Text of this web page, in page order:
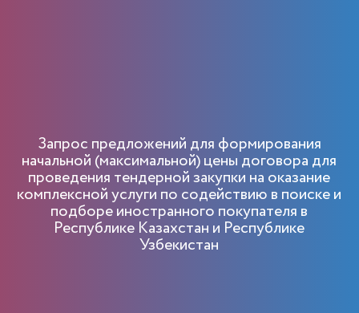
Запрос предложений для формирования
начальной (максимальной) цены договора для
проведения тендерной закупки на оказание
комплексной услуги по содействию в поиске и
подборе иностранного покупателя в
Республике Казахстан и Республике
Узбекистан